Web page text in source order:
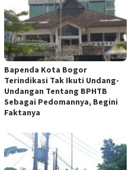
Bapenda Kota Bogor
Terindikasi Tak Ikuti Undang-
Undangan Tentang BPHTB
Sebagai Pedomannya, Begini
Faktanya